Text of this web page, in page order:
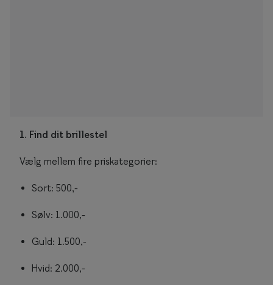
1. Find dit brillestel
Vælg mellem fire priskategorier:
Sort: 500,-
Sølv: 1.000,-
Guld: 1.500,-
Hvid: 2.000,-